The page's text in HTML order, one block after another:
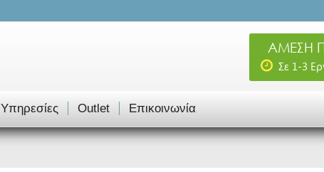
ΑΜΕΣΗ
Σε 1-3
Υπηρεσίες Outlet Επικοινωνία